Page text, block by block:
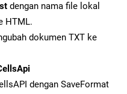
dengan nama file lokal
HTML.
dokumen TXT ke
dengan SaveFormat